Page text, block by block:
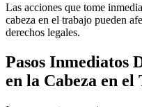
Las acciones que tome
cabeza en el trabajo pueden
derechos legales.
Pasos Inmediatos
en la Cabeza en el